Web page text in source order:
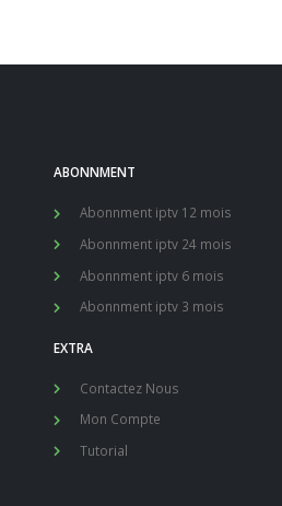
ABONNMENT
Abonnment iptv 12 mois
Abonnment iptv 24 mois
Abonnment iptv 6 mois
Abonnment iptv 3 mois
EXTRA
Contactez Nous
Mon Compte
Tutorial